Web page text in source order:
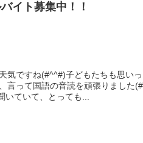
イト募集中！！
気ですね(#^^#)子どもたちも思い
言って国語の音読を頑張りました
いていて、とっても...